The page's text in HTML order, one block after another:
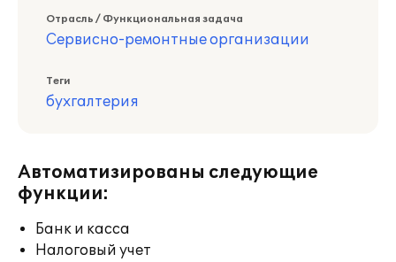
Отрасль / Функциональная задача
Сервисно-ремонтные организации
Теги
бухгалтерия
Автоматизированы следующие
функции:
Банк и касса
Налоговый учет